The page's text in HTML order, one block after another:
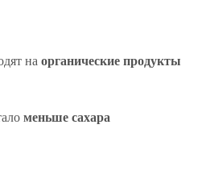
наорганические продукты
меньше сахара